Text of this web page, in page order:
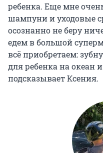
ребенка. Еще мне
шампуни и уходовые
осознанно не беру
едем в большой
всё приобретаем:
для ребенка на океан
подсказывает Ксения.